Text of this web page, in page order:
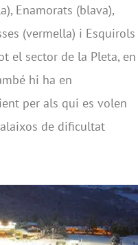
Enamorats (blava),
(vermella) i Esquirols
el sector de la Pleta, en
hi ha en
per als qui es volen
de dificultat